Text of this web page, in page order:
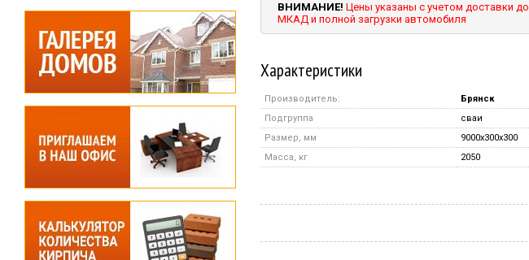
ВНИМАНИЕ! Цены указаны с учетом доставки до
МКАД и полной загрузки автомобиля
Характеристики
Производитель:
Брянск
Подгруппа
сваи
Размер, мм
9000x300x300
Масса, кг
2050